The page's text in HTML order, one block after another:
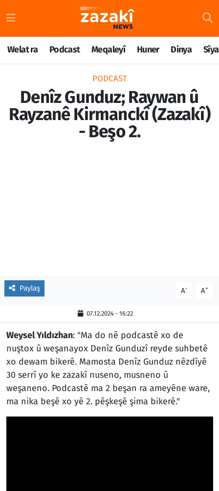
Welat ra Podcast Meqaleyî Huner Dinya
PODCAST
Denîz Gunduz; Raywan û
Rayzanê Kirmanckî (Zazakî)
- Beşo 2.
Paylaş A- A+
07.12.2024 - 16:22
Weysel Yıldızhan: "Ma do nê podcastê xo de
nuştox û weşanayox Denîz Gunduzî reyde suhbetê
xo dewam bikerê. Mamosta Denîz Gunduz nêzdîyê
30 serrî yo ke zazakî nuseno, musneno û
weşaneno. Podcastê ma 2 beşan ra ameyêne ware,
ma nika beşê xo yê 2. pêşkeşê şima bikerê."
Welat ra
Podcast
Meqaleyî
Huner
Nöbetçi Eczaneler
Hava Durumu
Namaz Vakitleri
Trafik Durumu
Süper Lig Puan Durumu ve Fikstür